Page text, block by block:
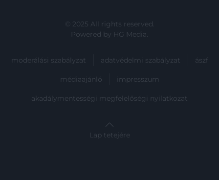
© 2025 All rights reserved.
Powered by HG Media
moderálási szabályzat adatvédelmi szabályzat ászf
médiaajánló impresszum
akadálymentességi megfelelőségi nyilatkozat
Lap tetejére